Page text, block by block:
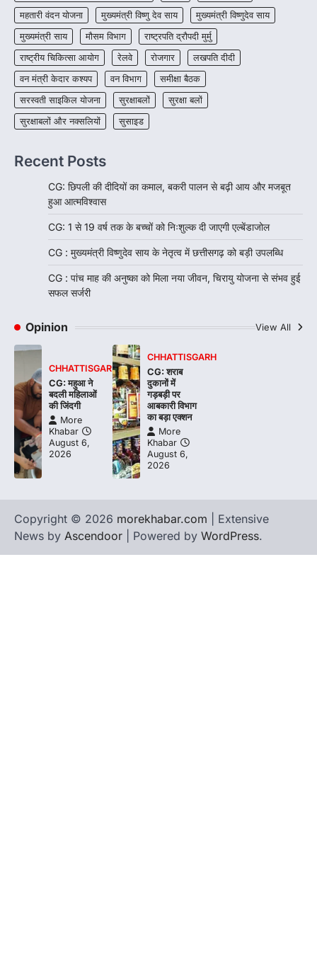
महतारी वंदन योजना मुख्यमंत्री विष्णु देव साय
मुख्यमंत्री विष्णुदेव साय
मुख्यमंत्री साय
मौसम विभाग
राष्ट्रपति द्रौपदी मुर्मु
राष्ट्रीय चिकित्सा आयोग
रेलवे रोजगार
लखपति दीदी
वन मंत्री केदार कश्यप
वन विभाग
समीक्षा बैठक
सरस्वती साइकिल योजना
सुरक्षाबलों
सुरक्षा बलों
सुरक्षाबलों और नक्सलियों
सुसाइड
Recent Posts
CG: छिपली की दीदियों का कमाल, बकरी पालन से बढ़ी आय और मजबूत
हुआ आत्मविश्वास
CG: 1 से 19 वर्ष तक के बच्चों को निःशुल्क दी जाएगी एल्बेंडाजोल
CG : मुख्यमंत्री विष्णुदेव साय के नेतृत्व में छत्तीसगढ़ को बड़ी उपलब्धि
CG : पांच माह की अनुष्का को मिला नया जीवन, चिरायु योजना से संभव हुई
सफल सर्जरी
Opinion View All
CHHATTISGARH
CG: महुआ ने
बदली महिलाओं
की जिंदगी
More
Khabar
August 6,
2026
CHHATTISGARH
CG: शराब
दुकानों में
गड़बड़ी पर
आबकारी विभाग
का बड़ा एक्शन
More
Khabar
August 6,
2026
Copyright © 2026 morekhabar.com | Extensive
News by Ascendoor | Powered by WordPress.